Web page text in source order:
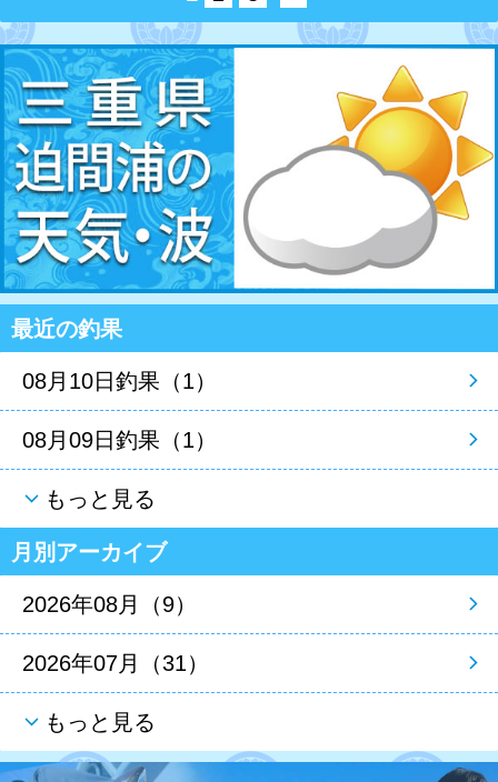
最近の釣果
08月10日釣果（1）
08月09日釣果（1）
もっと見る
月別アーカイブ
2026年08月（9）
2026年07月（31）
もっと見る